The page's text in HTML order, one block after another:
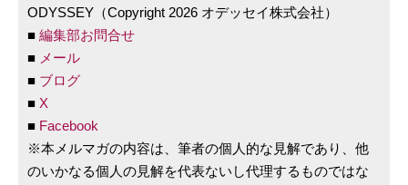
ODYSSEY（Copyright 2026 オデッセイ株式会社）
■ 編集部お問合せ
■ メール
■ ブログ
■ X
■ Facebook
※本メルマガの内容は、筆者の個人的な見解であり、他
のいかなる個人の見解を代表ないし代理するものではな